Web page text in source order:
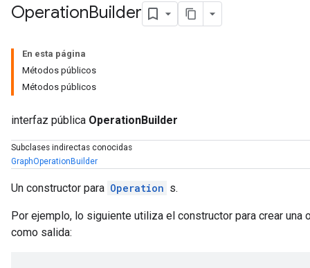
OperationBuilder
En esta página
Métodos públicos
Métodos públicos
interfaz pública OperationBuilder
Subclases indirectas conocidas
GraphOperationBuilder
Un constructor para Operation s.
Por ejemplo, lo siguiente utiliza el constructor para crear una
como salida: